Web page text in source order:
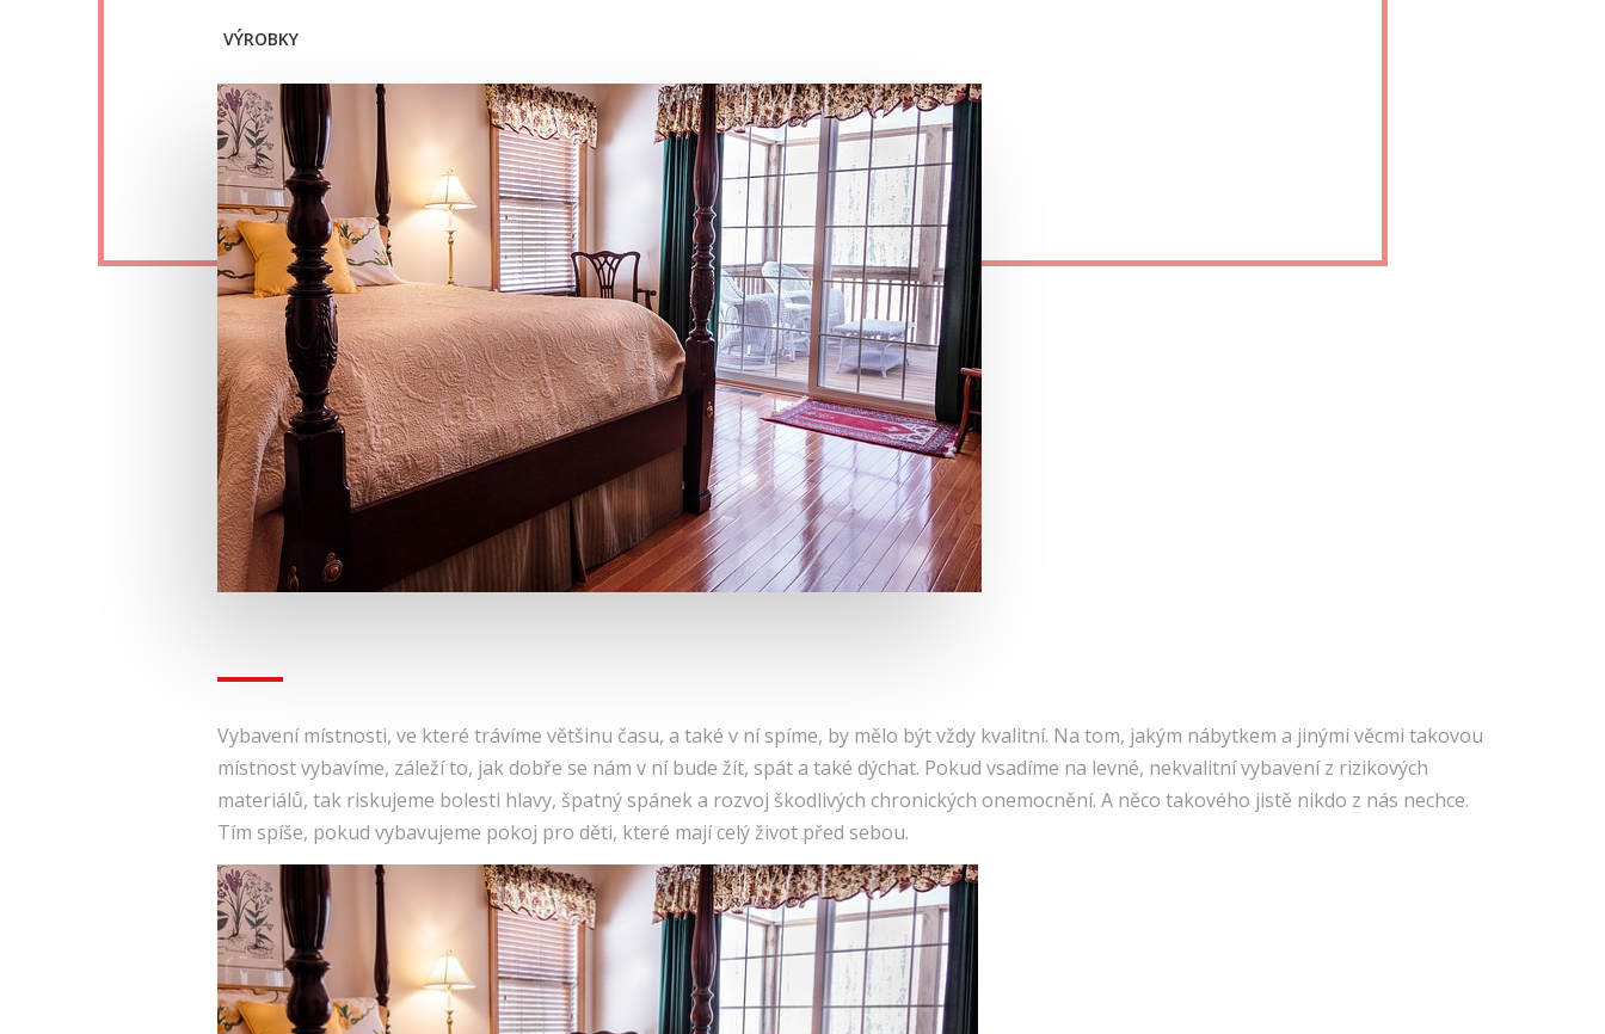
VÝROBKY
Vybavení místnosti, ve které trávíme většinu času, a také v ní spíme, by mělo být vždy kvalitní. Na tom, jakým nábytkem a jinými věcmi takovou
místnost vybavíme, záleží to, jak dobře se nám v ní bude žít, spát a také dýchat. Pokud vsadíme na levné, nekvalitní vybavení z rizikových
materiálů, tak riskujeme bolesti hlavy, špatný spánek a rozvoj škodlivých chronických onemocnění. A něco takového jistě nikdo z nás nechce.
Tím spíše, pokud vybavujeme pokoj pro děti, které mají celý život před sebou.